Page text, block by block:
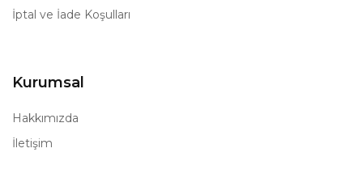
İptal ve İade Koşulları
Kurumsal
Hakkımızda
İletişim